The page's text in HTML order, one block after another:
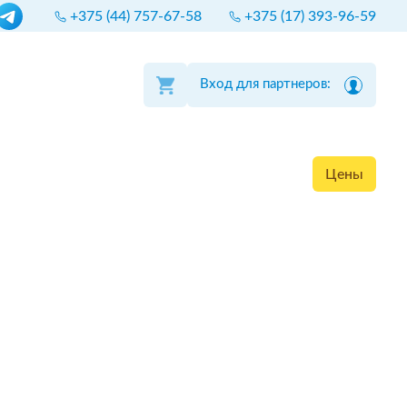
+375 (44) 757-67-58 +375 (17) 393-96-59
Вход для партнеров:
Цены